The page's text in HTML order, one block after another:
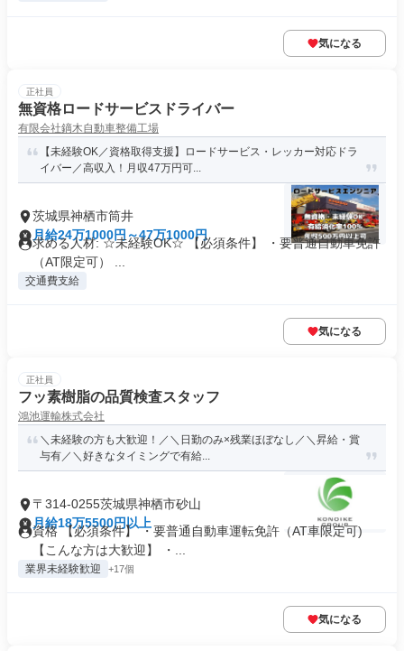
気になる
正社員
無資格ロードサービスドライバー
有限会社鏑木自動車整備工場
【未経験OK／資格取得支援】ロードサービス・レッカー対応ドラ
イバー／高収入！月収47万円可...
茨城県神栖市筒井
月給24万1000円～47万1000円
求める人材: ☆未経験OK☆ 【必須条件】 ・要普通自動車免許
（AT限定可） ...
交通費支給
気になる
正社員
フッ素樹脂の品質検査スタッフ
鴻池運輸株式会社
＼未経験の方も大歓迎！／＼日勤のみ×残業ほぼなし／＼昇給・賞
与有／＼好きなタイミングで有給...
〒314-0255茨城県神栖市砂山
月給18万5500円以上
資格 【必須条件】 ・要普通自動車運転免許（AT車限定可)
【こんな方は大歓迎】 ・...
業界未経験歓迎 +17個
気になる